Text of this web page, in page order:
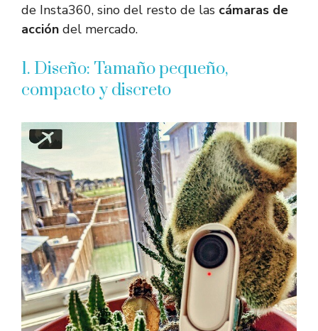
de Insta360, sino del resto de las cámaras de
acción del mercado.
1. Diseño: Tamaño pequeño,
compacto y discreto